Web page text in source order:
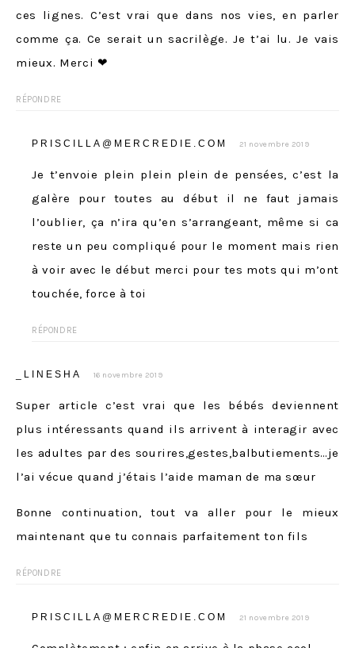
ces lignes. C’est vrai que dans nos vies, en parler
comme ça. Ce serait un sacrilège. Je t’ai lu. Je vais
mieux. Merci ❤
RÉPONDRE
PRISCILLA@MERCREDIE.COM 21 novembre 2019
Je t’envoie plein plein plein de pensées, c’est la
galère pour toutes au début il ne faut jamais
l’oublier, ça n’ira qu’en s’arrangeant, même si ca
reste un peu compliqué pour le moment mais rien
à voir avec le début merci pour tes mots qui m’ont
touchée, force à toi
RÉPONDRE
_LINESHA 16 novembre 2019
Super article c’est vrai que les bébés deviennent
plus intéressants quand ils arrivent à interagir avec
les adultes par des sourires,gestes,balbutiements…je
l’ai vécue quand j’étais l’aide maman de ma sœur
Bonne continuation, tout va aller pour le mieux
maintenant que tu connais parfaitement ton fils
RÉPONDRE
PRISCILLA@MERCREDIE.COM 21 novembre 2019